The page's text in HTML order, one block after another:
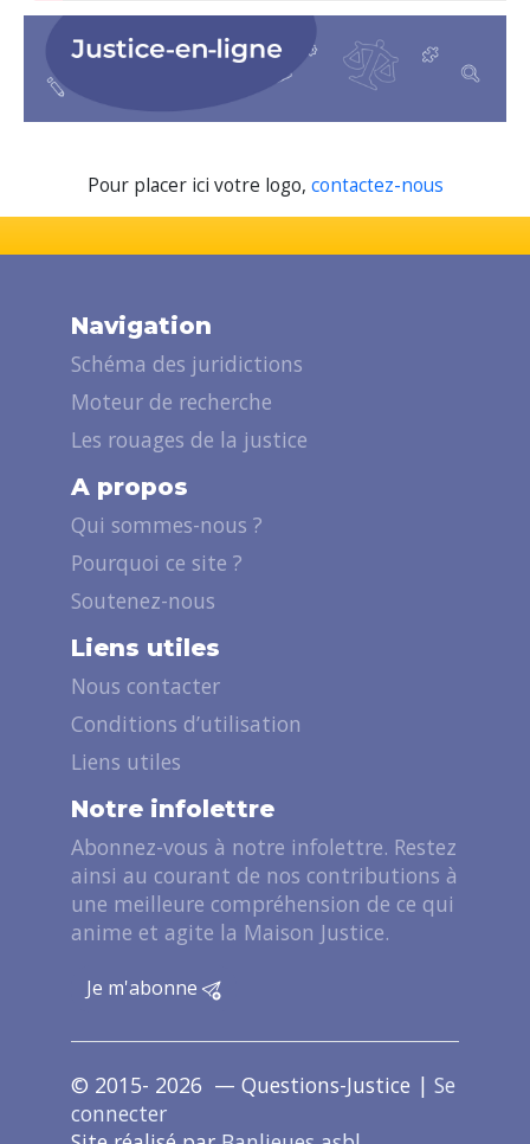
Pour placer ici votre logo, contactez-nous
Navigation
Schéma des juridictions
Moteur de recherche
Les rouages de la justice
A propos
Qui sommes-nous ?
Pourquoi ce site ?
Soutenez-nous
Liens utiles
Nous contacter
Conditions d’utilisation
Liens utiles
Notre infolettre
Abonnez-vous à notre infolettre. Restez
ainsi au courant de nos contributions à
une meilleure compréhension de ce qui
anime et agite la Maison Justice.
Je m'abonne
© 2015- 2026 — Questions-Justice | Se
connecter